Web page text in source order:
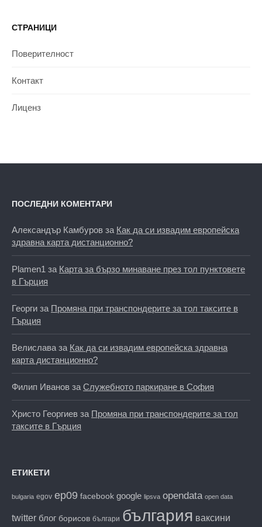
СТРАНИЦИ
Поверителност
Контакт
Лиценз
ПОСЛЕДНИ КОМЕНТАРИ
Александър Камбуров за Как да си извадим европейска
здравна карта дистанционно?
Plamen1 за Карта за бързо минаване през тол пунктовете
в Гърция
Георги за Промяна при транспондерите за тол таксите в
Гърция
Велислава за Как да си извадим европейска здравна
карта дистанционно?
Филип Иванов за Служебното паркиране в София
Христо Георгиев за Промяна при транспондерите за тол
таксите в Гърция
ЕТИКЕТИ
bulgaria egov ep09 facebook google lipsva opendata open data
twitter блог борисов българи българия ваксини